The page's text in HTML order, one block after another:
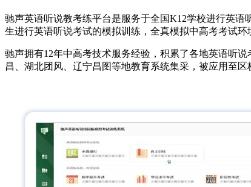
驰声英语听说教考练平台是服务于全国K12学校进行英
生进行英语听说考试的模拟训练，全真模拟中高考考试环
驰声拥有12年中高考技术服务经验，积累了各地英语听
昌、湖北团风、辽宁昌图等地教育系统集采，被应用至